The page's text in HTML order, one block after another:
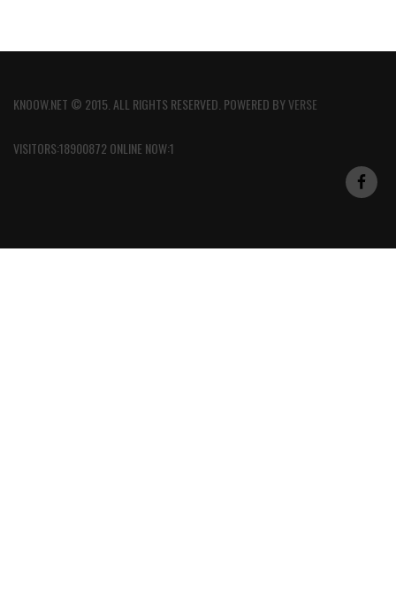
KNOOW.NET © 2015. ALL RIGHTS RESERVED. POWERED BYVERSE
VISITORS:18900872 ONLINE NOW:1